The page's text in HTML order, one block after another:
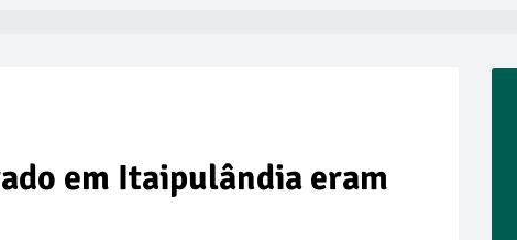
em Itaipulândia eram